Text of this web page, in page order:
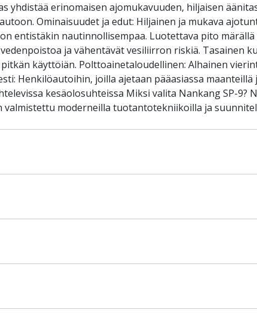
yhdistää erinomaisen ajomukavuuden, hiljaisen
Ominaisuudet ja edut: Hiljainen ja mukava
entistäkin nautinnollisempaa. Luotettava pito märällä
ja vähentävät vesiliirron riskiä. Tasainen
käyttöiän. Polttoainetaloudellinen: Alhainen
Henkilöautoihin, joilla ajetaan pääasiassa
kesäolosuhteissa Miksi valita Nankang SP-9?
moderneilla tuotantotekniikoilla ja